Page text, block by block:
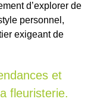
d’explorer de
personnel,
exigeant de
et
fleuristerie.